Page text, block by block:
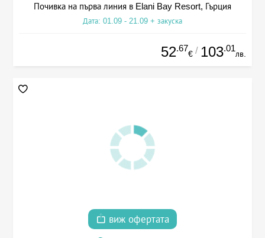
Почивка на първа линия в Elani Bay Resort, Гърция
Дата: 01.09 - 21.09 + закуска
52.67
€ / 103.01
лв.
виж офертата